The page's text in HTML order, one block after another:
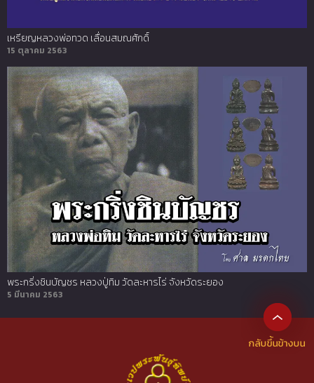
เหรียญหลวงพ่อทวด เลื่อนสมณศักดิ์
15 ตุลาคม 2563
พระกริ่งชินบัญชร หลวงปู่ทิม วัดละหารไร่ จังหวัดระยอง
5 มีนาคม 2563